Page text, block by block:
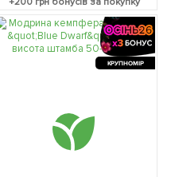
КРУПНОМІР